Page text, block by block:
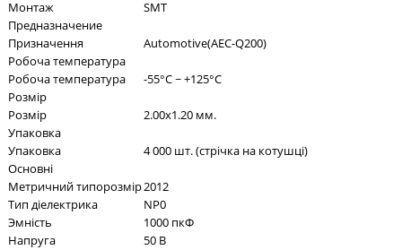
Монтаж
SMT
Предназначение
Призначення
Automotive(AEC-Q200)
Робоча температура
Робоча температура
-55°C ~ +125°C
Розмір
Розмір
2.00x1.20 мм.
Упаковка
Упаковка
4 000 шт. (стрічка на котушці)
Основні
Метричний типорозмір2012
Тип діелектрика
NP0
Эмність
1000 пкФ
Напруга
50 В